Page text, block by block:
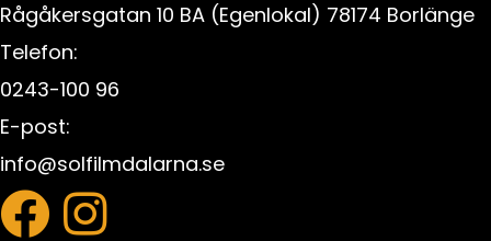
Rågåkersgatan 10 BA (Egenlokal) 78174 Borlänge
Telefon:
0243-100 96
E-post:
info@solfilmdalarna.se